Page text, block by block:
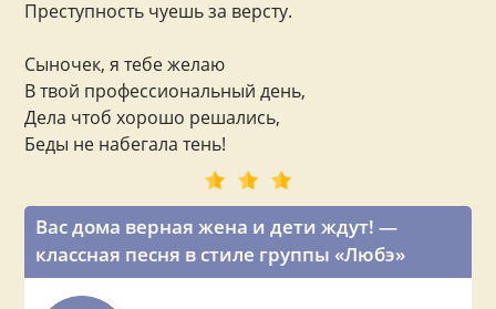
Вас дома верная жена и дети ждут! —
классная песня в стиле группы «Любэ»
Преступность чуешь за версту.
Сыночек, я тебе желаю
В твой профессиональный день,
Дела чтоб хорошо решались,
Беды не набегала тень!